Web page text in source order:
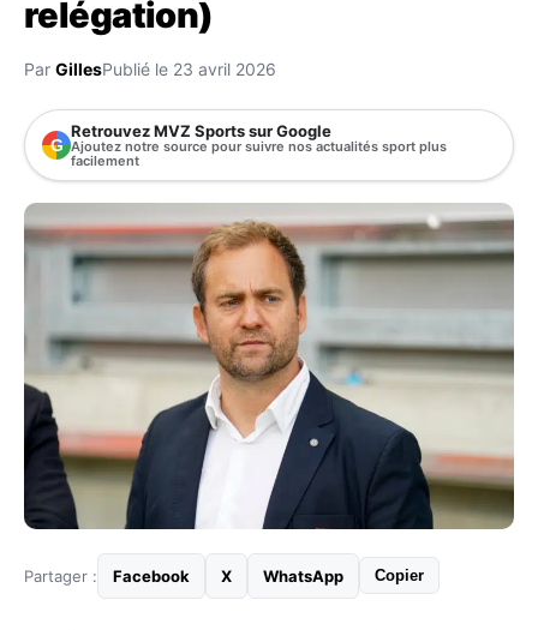
relégation)
Par GillesPublié le 23 avril 2026
G
Retrouvez MVZ Sports sur Google
Ajoutez notre source pour suivre nos actualités sport plus
facilement
Partager : Facebook X WhatsApp Copier